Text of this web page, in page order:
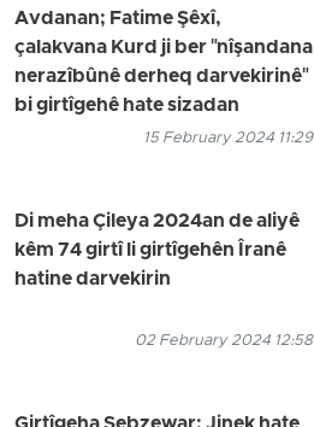
Avdanan; Fatime Şêxî,
çalakvana Kurd ji ber "nîşandana
nerazîbûnê derheq darvekirinê"
bi girtîgehê hate sizadan
15 February 2024 11:29
Di meha Çileya 2024an de aliyê
kêm 74 girtî li girtîgehên Îranê
hatine darvekirin
02 February 2024 12:58